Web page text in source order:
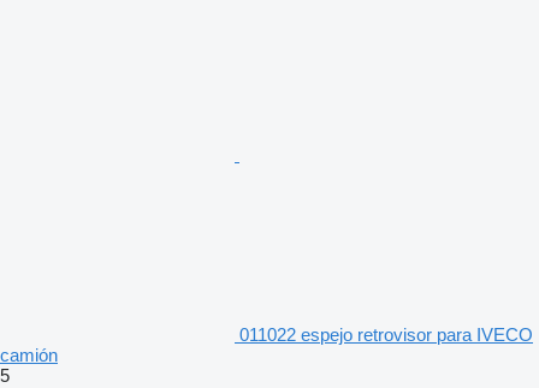
011022 espejo retrovisor para IVECO
camión
5